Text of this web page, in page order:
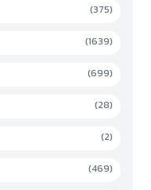
(375)
(1639)
(699)
(28)
(2)
(469)